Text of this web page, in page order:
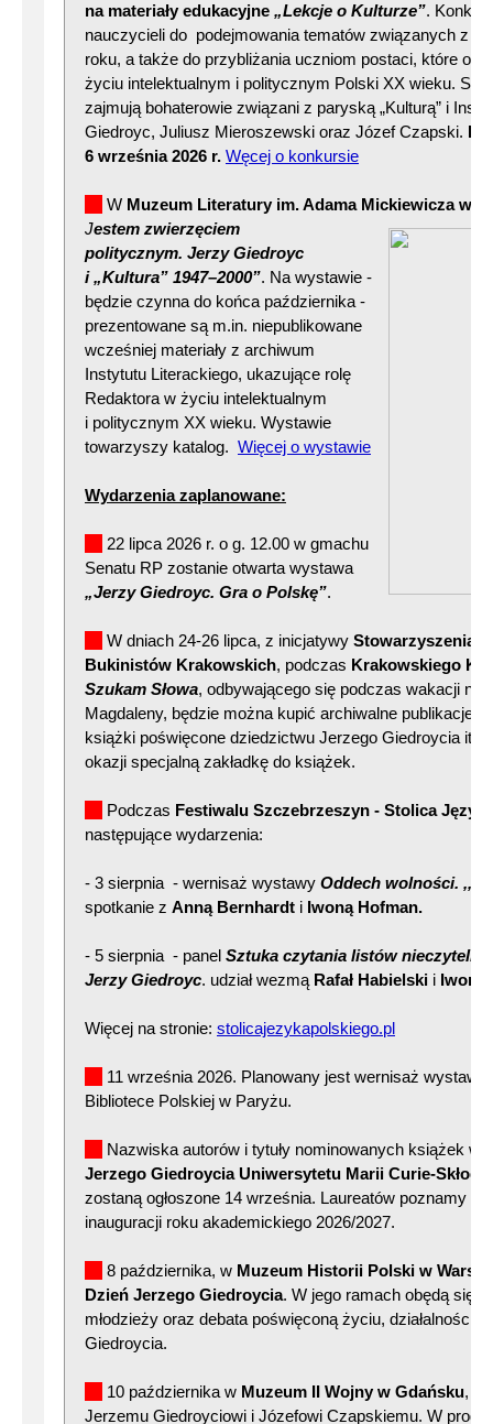
na materiały edukacyjne „Lekcje o Kulturze”.
nauczycieli do podejmowania tematów związanych z
roku, a także do przybliżania uczniom postaci, które
życiu intelektualnym i politycznym Polski XX wieku.
zajmują bohaterowie związani z paryską „Kulturą” i
Giedroyc, Juliusz Mieroszewski oraz Józef Czapski.
6 września 2026 r. Węcej o konkursie
W Muzeum Literatury im. Adama Mickiewicza w
Jestem zwierzęciem
politycznym. Jerzy Giedroyc
i „Kultura” 1947–2000”. Na wystawie -
będzie czynna do końca października -
prezentowane są m.in. niepublikowane
wcześniej materiały z archiwum
Instytutu Literackiego, ukazujące rolę
Redaktora w życiu intelektualnym
i politycznym XX wieku. Wystawie
towarzyszy katalog. Więcej o wystawie
Wydarzenia zaplanowane:
22 lipca 2026 r. o g. 12.00 w gmachu
Senatu RP zostanie otwarta wystawa
„Jerzy Giedroyc. Gra o Polskę”.
W dniach 24-26 lipca, z inicjatywy Stowarzyszenia
Bukinistów Krakowskich, podczas Krakowskiego
Szukam Słowa, odbywającego się podczas wakacji na
Magdaleny, będzie można kupić archiwalne publikacje
książki poświęcone dziedzictwu Jerzego Giedroycia itp.
okazji specjalną zakładkę do książek.
Podczas Festiwalu Szczebrzeszyn - Stolica
następujące wydarzenia:
- 3 sierpnia - wernisaż wystawy Oddech wolności.
spotkanie z Anną Bernhardt i Iwoną Hofman.
- 5 sierpnia - panel Sztuka czytania listów
Jerzy Giedroyc. udział wezmą Rafał Habielski i Iwona
Więcej na stronie: stolicajezykapolskiego.pl
11 września 2026. Planowany jest wernisaż wystawy
Bibliotece Polskiej w Paryżu.
Nazwiska autorów i tytuły nominowanych książek w
Jerzego Giedroycia Uniwersytetu Marii Curie-
zostaną ogłoszone 14 września. Laureatów poznamy
inauguracji roku akademickiego 2026/2027.
8 października, w Muzeum Historii Polski w
Dzień Jerzego Giedroycia. W jego ramach obędą się
młodzieży oraz debata poświęconą życiu, działalności i
Giedroycia.
10 października w Muzeum II Wojny w Gdańsku,
Jerzemu Giedroyciowi i Józefowi Czapskiemu. W